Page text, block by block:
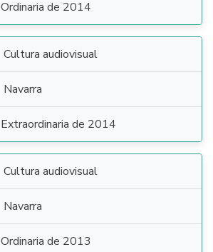
Ordinaria de 2014
Cultura audiovisual
Navarra
Extraordinaria de 2014
Cultura audiovisual
Navarra
Ordinaria de 2013